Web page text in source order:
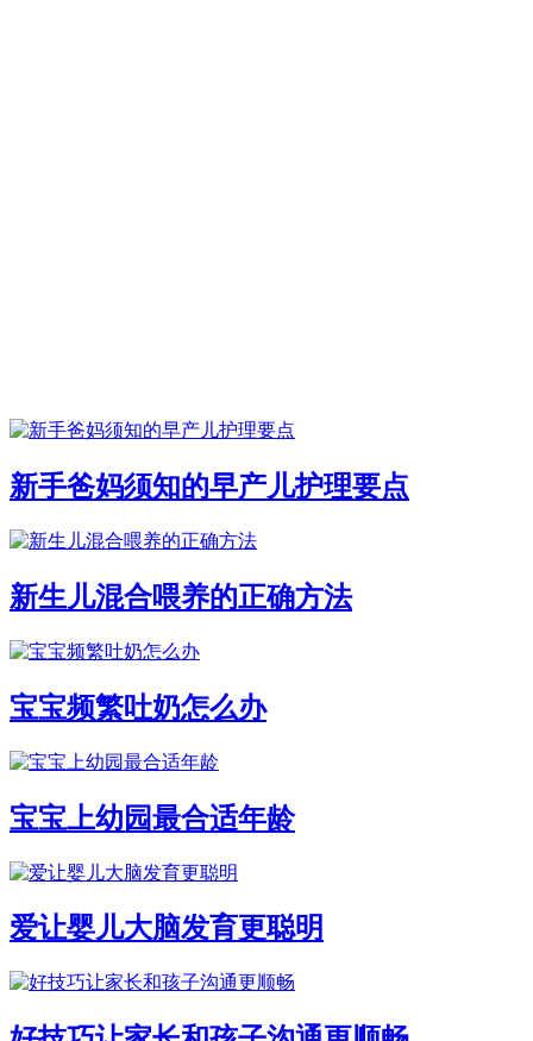
新手爸妈须知的早产儿护理要点
新生儿混合喂养的正确方法
宝宝频繁吐奶怎么办
宝宝上幼园最合适年龄
爱让婴儿大脑发育更聪明